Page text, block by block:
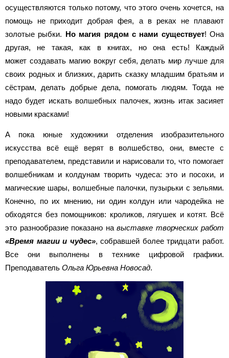
осуществляются только потому, что этого очень хочется, на
помощь не приходит добрая фея, а в реках не плавают
золотые рыбки. Но магия рядом с нами существует! Она
другая, не такая, как в книгах, но она есть! Каждый
может создавать магию вокруг себя, делать мир лучше для
своих родных и близких, дарить сказку младшим братьям и
сёстрам, делать добрые дела, помогать людям. Тогда не
надо будет искать волшебных палочек, жизнь итак засияет
новыми красками!
А пока юные художники отделения изобразительного
искусства всё ещё верят в волшебство, они, вместе с
преподавателем, представили и нарисовали то, что помогает
волшебникам и колдунам творить чудеса: это и посохи, и
магические шары, волшебные палочки, пузырьки с зельями.
Конечно, по их мнению, ни один колдун или чародейка не
обходятся без помощников: кроликов, лягушек и котят. Всё
это разнообразие показано навыставке творческих работ
«Время магии и чудес», собравшей более тридцати работ.
Все они выполнены в технике цифровой графики.
Преподаватель Ольга Юрьевна Новосад.